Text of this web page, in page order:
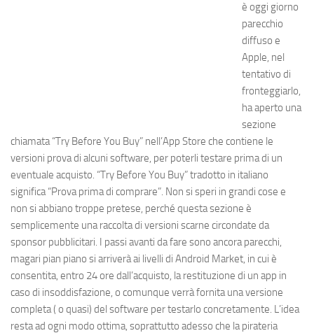
è oggi giorno
parecchio
diffuso e
Apple, nel
tentativo di
fronteggiarlo,
ha aperto una
sezione
chiamata “Try Before You Buy” nell’App Store che contiene le
versioni prova di alcuni software, per poterli testare prima di un
eventuale acquisto. “Try Before You Buy” tradotto in italiano
significa “Prova prima di comprare”. Non si speri in grandi cose e
non si abbiano troppe pretese, perché questa sezione è
semplicemente una raccolta di versioni scarne circondate da
sponsor pubblicitari. I passi avanti da fare sono ancora parecchi,
magari pian piano si arriverà ai livelli di Android Market, in cui è
consentita, entro 24 ore dall’acquisto, la restituzione di un app in
caso di insoddisfazione, o comunque verrà fornita una versione
completa ( o quasi) del software per testarlo concretamente. L’idea
resta ad ogni modo ottima, soprattutto adesso che la pirateria